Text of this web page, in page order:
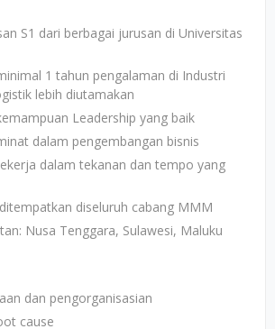
S1 dari berbagai jurusan di Universitas
1 tahun pengalaman di Industri
lebih diutamakan
Leadership yang baik
dalam pengembangan bisnis
dalam tekanan dan tempo yang
diseluruh cabang MMM
Nusa Tenggara, Sulawesi, Maluku
dan pengorganisasian
cause